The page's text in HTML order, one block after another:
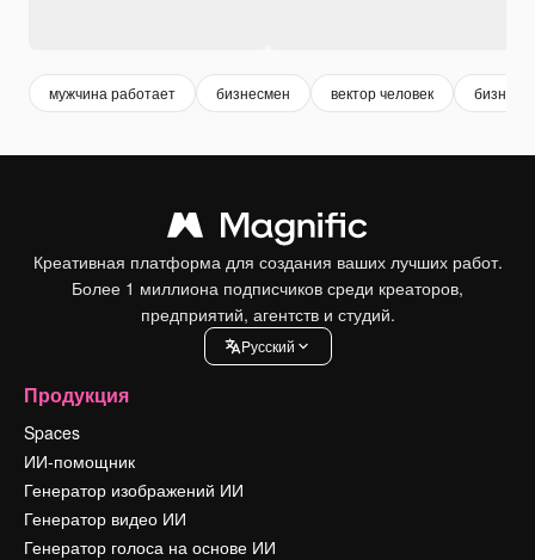
мужчина работает бизнесмен вектор человек бизнес
Креативная платформа для создания ваших лучших работ.
Более 1 миллиона подписчиков среди креаторов,
предприятий, агентств и студий.
Pусский
Продукция
Spaces
ИИ-помощник
Генератор изображений ИИ
Генератор видео ИИ
Генератор голоса на основе ИИ